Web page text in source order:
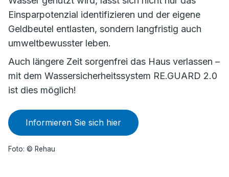
Einsparpotenzial identifizieren und der eigene
Geldbeutel entlasten, sondern langfristig auch
umweltbewusster leben.
Auch längere Zeit sorgenfrei das Haus verlassen –
mit dem Wassersicherheitssystem RE.GUARD 2.0
ist dies möglich!
Informieren Sie sich hier
Foto: © Rehau